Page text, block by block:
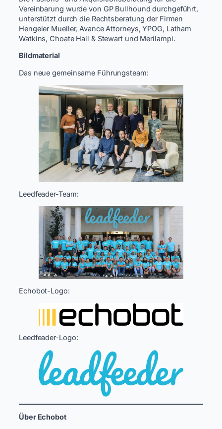
Vereinbarung wurde von GP Bullhound durchgeführt,
unterstützt durch die Rechtsberatung der Firmen
Hengeler Mueller, Avance Attorneys, YPOG, Latham
Watkins, Choate Hall & Stewart und Merilampi.
Bildmaterial
Das neue gemeinsame Führungsteam:
Leedfeader-Team:
Echobot-Logo:
Leedfeader-Logo:
Über Echobot